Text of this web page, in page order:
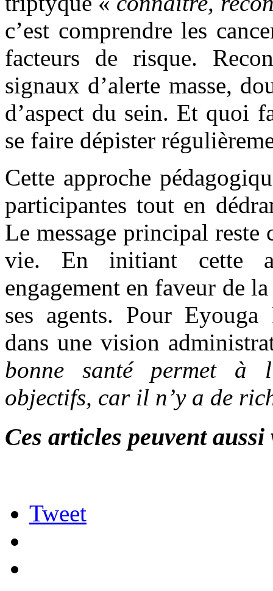
c’est comprendre les
facteurs de risque.
signaux d’alerte masse,
d’aspect du sein. Et quoi
se faire dépister
Cette approche
participantes tout en
Le message principal
vie. En initiant cette
engagement en faveur de
ses agents. Pour Eyouga
dans une vision
bonne santé permet à
objectifs, car il n’y a de
Ces articles peuvent
Tweet